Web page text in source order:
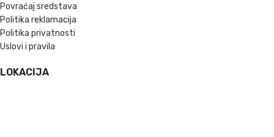
Povraćaj sredstava
Politika reklamacija
Politika privatnosti
Uslovi i pravila
LOKACIJA